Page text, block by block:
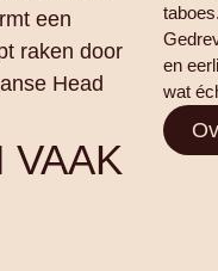
een
raken door
Head
VAAK
taboes.
en
wat